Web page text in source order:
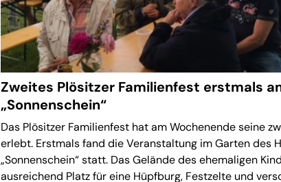
Zweites Plösitzer Familienfest erstmals
„Sonnenschein“
Das Plösitzer Familienfest hat am Wochenende seine
erlebt. Erstmals fand die Veranstaltung im Garten des
„Sonnenschein“ statt. Das Gelände des ehemaligen
ausreichend Platz für eine Hüpfburg, Festzelte und